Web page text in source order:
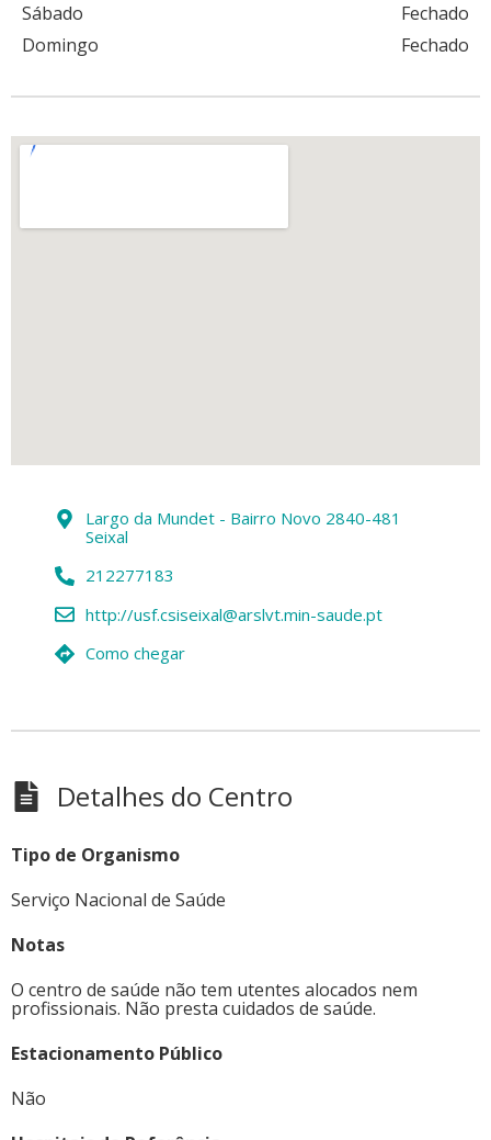
Sábado
Fechado
Domingo
Fechado
Largo da Mundet - Bairro Novo 2840-481
Seixal
212277183
http://usf.csiseixal@arslvt.min-saude.pt
Como chegar
Detalhes do Centro
Tipo de Organismo
Serviço Nacional de Saúde
Notas
O centro de saúde não tem utentes alocados nem
profissionais. Não presta cuidados de saúde.
Estacionamento Público
Não